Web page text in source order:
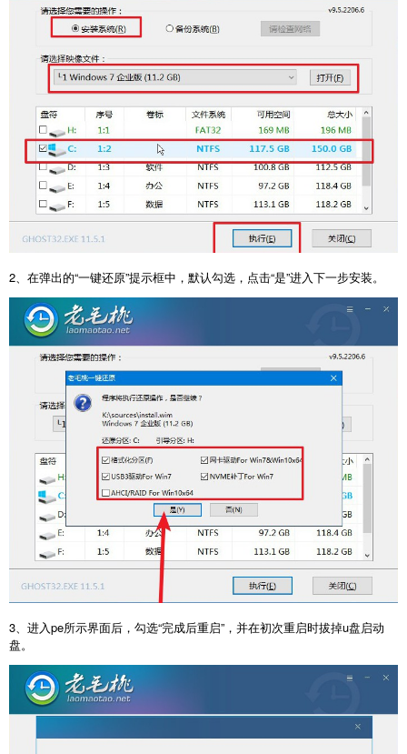
2、在弹出的“一键还原”提示框中，默认勾选，点击“是”进入下一步安装。
3、进入pe所示界面后，勾选“完成后重启”，并在初次重启时拔掉u盘启动
盘。